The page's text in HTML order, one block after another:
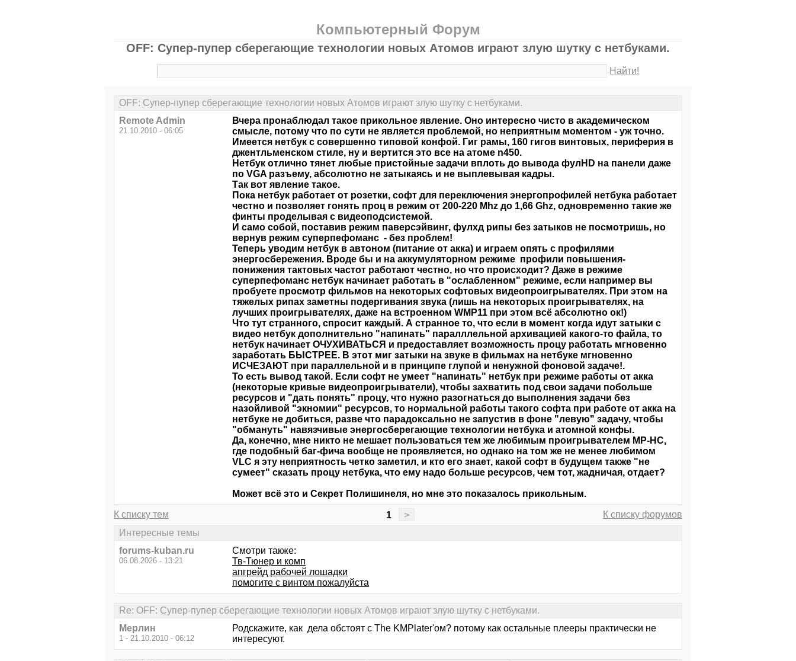
Компьютерный Форум
OFF: Супер-пупер сберегающие технологии новых Атомов играют злую шутку с нетбуками.
Найти!
OFF: Супер-пупер сберегающие технологии новых Атомов играют злую шутку с нетбуками.
Remote Admin
21.10.2010 - 06:05
Вчера пронаблюдал такое прикольное явление. Оно интересно чисто в академическом
смысле, потому что по сути не является проблемой, но неприятным моментом - уж точно.
Имеется нетбук с совершенно типовой конфой. Гиг рамы, 160 гигов винтовых, периферия в
джентльменском стиле, ну и вертится это все на атоме n450.
Нетбук отлично тянет любые пристойные задачи вплоть до вывода фулHD на панели даже
по VGA разъему, абсолютно не затыкаясь и не выплевывая кадры.
Так вот явление такое.
Пока нетбук работает от розетки, софт для переключения энергопрофилей нетбука работает
честно и позволяет гонять проц в режим от 200-220 Mhz до 1,66 Ghz, одновременно такие же
финты проделывая с видеоподсистемой.
И само собой, поставив режим паверсэйвинг, фулхд рипы без затыков не посмотришь, но
вернув режим суперпефоманс - без проблем!
Теперь уводим нетбук в автоном (питание от акка) и играем опять с профилями
энергосбережения. Вроде бы и на аккумуляторном режиме профили повышения-
понижения тактовых частот работают честно, но что происходит? Даже в режиме
суперпефоманс нетбук начинает работать в "ослабленном" режиме, если например вы
пробуете просмотр фильмов на некоторых софтовых видеопроигрывателях. При этом на
тяжелых рипах заметны подергивания звука (лишь на некоторых проигрывателях, на
лучших проигрывателях, даже на встроенном WMP11 при этом всё абсолютно ок!)
Что тут странного, спросит каждый. А странное то, что если в момент когда идут затыки с
видео нетбук дополнительно "напинать" паралллельной архивацией какого-то файла, то
нетбук начинает ОЧУХИВАТЬСЯ и предоставляет возможность процу работать мгновенно
заработать БЫСТРЕЕ. В этот миг затыки на звуке в фильмах на нетбуке мгновенно
ИСЧЕЗАЮТ при параллельной и в принципе глупой и ненужной фоновой задаче!.
То есть вывод такой. Если софт не умеет "напинать" нетбук при режиме работы от акка
(некоторые кривые видеопроигрыватели), чтобы захватить под свои задачи побольше
ресурсов и "дать понять" процу, что нужно разогнаться до выполнения задачи без
назойливой "экномии" ресурсов, то нормальной работы такого софта при работе от акка на
нетбуке не добиться, разве что парадоксально не запустив в фоне "левую" задачу, чтобы
"обмануть" навязчивые энергосберегающие технологии нетбука и атомной конфы.
Да, конечно, мне никто не мешает пользоваться тем же любимым проигрывателем MP-HC,
где подобный баг-фича вообще не проявляется, но однако на том же не менее любимом
VLC я эту неприятность четко заметил, и кто его знает, какой софт в будущем также "не
сумеет" сказать процу нетбука, что ему надо больше ресурсов, чем тот, жадничая, отдает?
Может всё это и Секрет Полишинеля, но мне это показалось прикольным.
К списку тем 1 >
К списку форумов
Интересные темы
forums-kuban.ru
06.08.2026 - 13:21
Смотри также:
Тв-Тюнер и комп
апгрейд рабочей лошадки
помогите с винтом пожалуйста
Re: OFF: Супер-пупер сберегающие технологии новых Атомов играют злую шутку с нетбуками.
Мерлин
1 - 21.10.2010 - 06:12
Родскажите, как дела обстоят с The KMPlater'ом? потому как остальные плееры практически не
интересуют.